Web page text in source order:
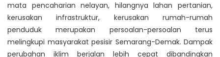
mata pencaharian nelayan, hilangnya lahan pertanian,
kerusakan infrastruktur, kerusakan rumah-rumah
penduduk merupakan persoalan-persoalan terus
melingkupi masyarakat pesisir Semarang-Demak. Dampak
perubahan iklim berjalan lebih cepat dibandingkan